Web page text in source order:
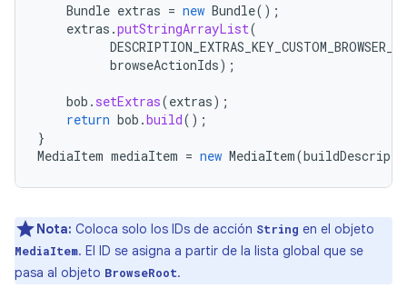
Bundle extras = new Bundle();
extras .putStringArrayList(
browseActionIds);
bob . setExtras(extras);
return bob .build();
}
MediaItem mediaItem = new MediaItem(
Nota: Coloca solo los IDs de acción String en el objeto
MediaItem. El ID se asigna a partir de la lista global que se
pasa al objeto BrowseRoot.